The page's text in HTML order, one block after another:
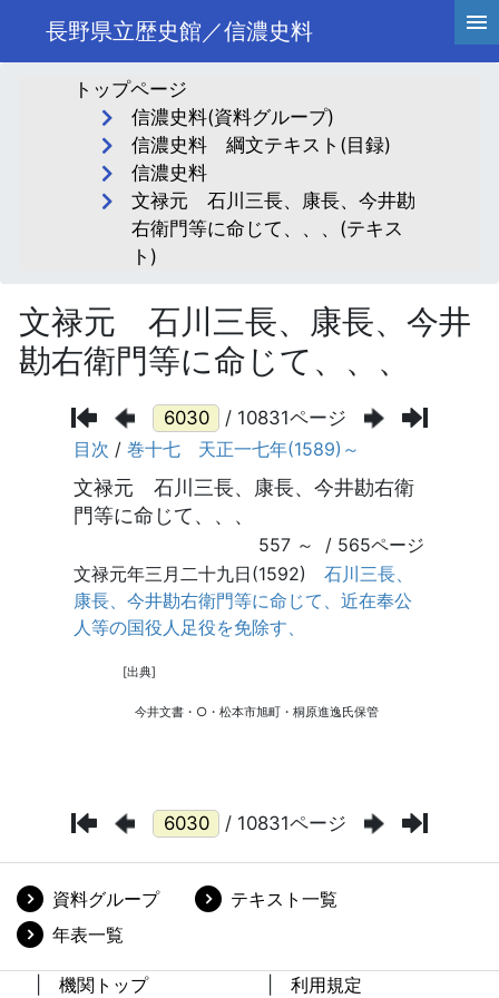
長野県立歴史館／信濃史料
トップページ
信濃史料(資料グループ)
信濃史料 綱文テキスト(目録)
信濃史料
文禄元 石川三長、康長、今井勘
右衛門等に命じて、、、(テキス
ト)
文禄元 石川三長、康長、今井
勘右衛門等に命じて、、、
/ 10831ページ
/ 10831ページ
資料グループ
テキスト一覧
年表一覧
機関トップ 利用規定